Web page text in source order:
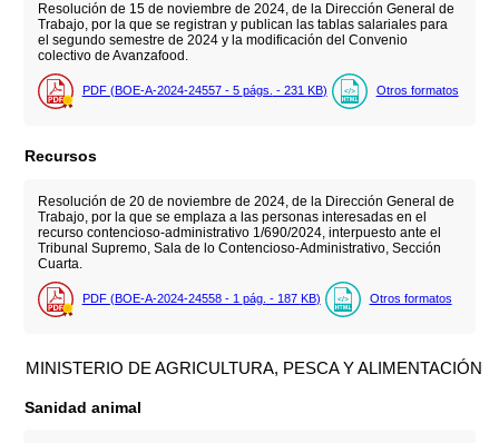
Resolución de 15 de noviembre de 2024, de la Dirección General de
Trabajo, por la que se registran y publican las tablas salariales para
el segundo semestre de 2024 y la modificación del Convenio
colectivo de Avanzafood.
PDF (BOE-A-2024-24557 - 5 págs. - 231 KB) Otros formatos
Recursos
Resolución de 20 de noviembre de 2024, de la Dirección General de
Trabajo, por la que se emplaza a las personas interesadas en el
recurso contencioso-administrativo 1/690/2024, interpuesto ante el
Tribunal Supremo, Sala de lo Contencioso-Administrativo, Sección
Cuarta.
PDF (BOE-A-2024-24558 - 1 pág. - 187 KB) Otros formatos
MINISTERIO DE AGRICULTURA, PESCA Y ALIMENTACIÓN
Sanidad animal